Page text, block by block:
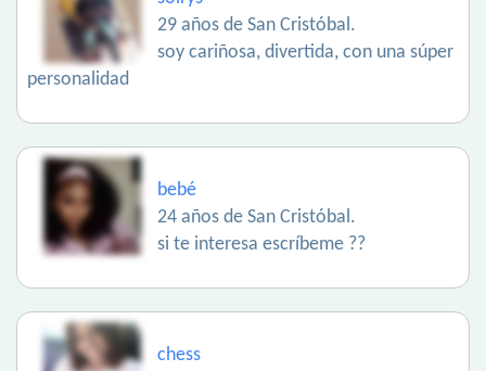
29 años de San Cristóbal.
soy cariñosa, divertida, con una súper
personalidad
bebé
24 años de San Cristóbal.
si te interesa escríbeme ??
chess